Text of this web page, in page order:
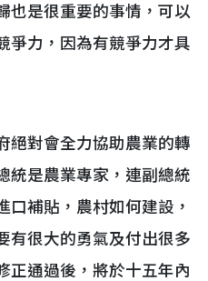
也是很重要的事情，可以
爭力，因為有競爭力才具
對會全力協助農業的轉
統是農業專家，連副總統
補貼，農村如何建設，
有很大的勇氣及付出很多
正通過後，將於十五年內